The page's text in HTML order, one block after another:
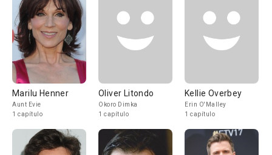
Marilu Henner
Aunt Evie
1 capítulo
Oliver Litondo
Okoro Dimka
1 capítulo
Kellie Overbey
Erin O'Malley
1 capítulo